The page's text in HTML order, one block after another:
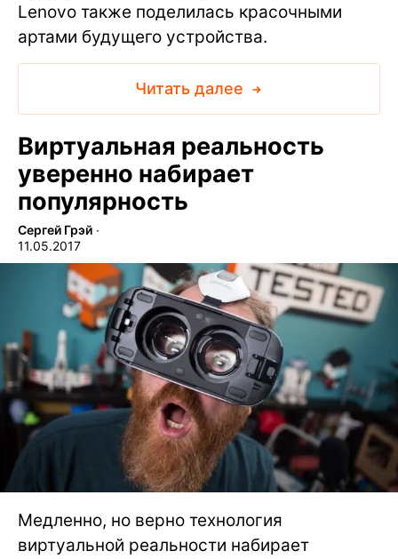
Lenovo также поделилась красочными
артами будущего устройства.
Читать далее
Виртуальная реальность
уверенно набирает
популярность
Сергей Грэй ∙
11.05.2017
Медленно, но верно технология
виртуальной реальности набирает